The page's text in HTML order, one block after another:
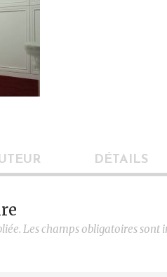
DÉTAILS
Les champs obligatoires sont